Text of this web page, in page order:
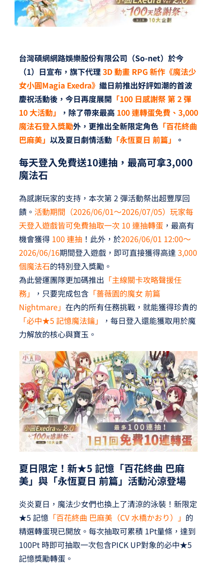
台灣碩網網路娛樂股份有限公司（So-net）於今
（1）日宣布，旗下代理3D 動畫 RPG 新作《魔法少
女小圓Magia Exedra》 繼日前推出好評如潮的首波
慶祝活動後，今日再度展開 「100 日感謝祭 第 2 彈
10 大活動」
，除了帶來最高 100 連轉蛋免費、3,000
魔法石登入獎勵外，更推出全新限定角色「百花終曲
巴麻美」 以及夏日劇情活動「永恆夏日 前篇」 。
每天登入免費送10連抽，最高可拿3,000
魔法石
為感謝玩家的支持，本次第 2 彈活動祭出超豐厚回
饋。 活動期間（2026/06/01～2026/07/05）玩家每
天登入遊戲皆可免費抽取一次 10 連抽轉蛋 ，最高有
機會獲得 100 連抽 ！此外，於2026/06/01 12:00～
2026/06/16期間登入遊戲，即可直接獲得高達3,000
個魔法石的特別登入獎勵。
為此營運團隊更加碼推出 「主線關卡攻略聲援任
務」
，只要完成包含「薔薇園的魔女 前篇
Nightmare」 在內的所有任務挑戰，就能獲得珍貴的
「必中★5 記憶魔法鑰」
，每日登入還能獲取用於魔
力解放的核心與寶玉。
夏日限定！新★5 記憶「百花終曲 巴麻
美」與「永恆夏日 前篇」活動沁涼登場
炎炎夏日，魔法少女們也換上了清涼的泳裝！新限定
★5 記憶「百花終曲 巴麻美（CV 水橋かおり）」 的
精選轉蛋現已開放。每次抽取可累積 1Pt量條，達到
100Pt 時即可抽取一次包含PICK UP對象的必中★5
記憶獎勵轉蛋。